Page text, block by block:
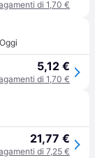
di 1,70 €
Oggi
5,12 €
di 1,70 €
21,77 €
di 7,25 €